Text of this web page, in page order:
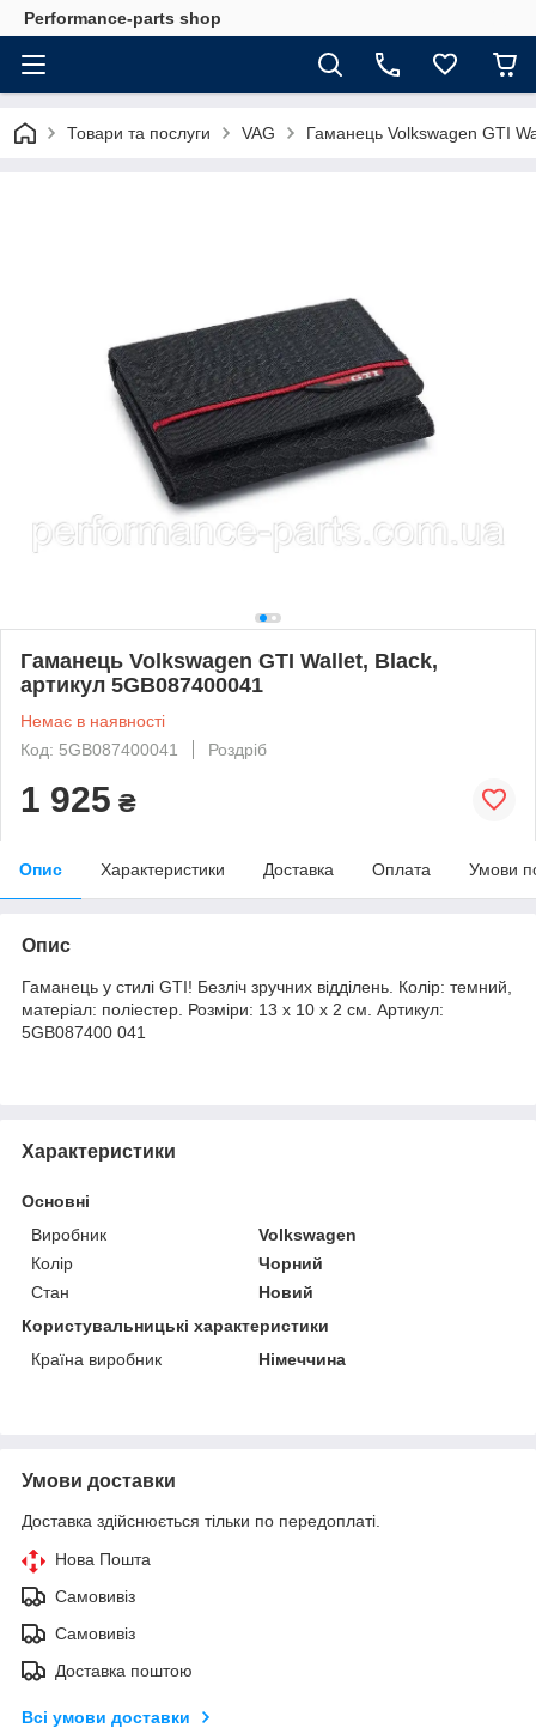
Performance-parts shop
Товари та послуги VAG Гаманець Volkswagen GTI
Гаманець Volkswagen GTI Wallet, Black,
артикул 5GB087400041
Немає в наявності
Код: 5GB087400041
Роздріб
1 925 ₴
Опис Характеристики Доставка Оплата Умови
Опис
Гаманець у стилі GTI! Безліч зручних відділень. Колір: темний,
матеріал: поліестер. Розміри: 13 x 10 х 2 см. Артикул:
5GB087400 041
Характеристики
Основні
Виробник
Volkswagen
Колір
Чорний
Стан
Новий
Користувальницькі характеристики
Країна виробник
Німеччина
Умови доставки
Доставка здійснюється тільки по передоплаті.
Нова Пошта
Самовивіз
Самовивіз
Доставка поштою
Всі умови доставки